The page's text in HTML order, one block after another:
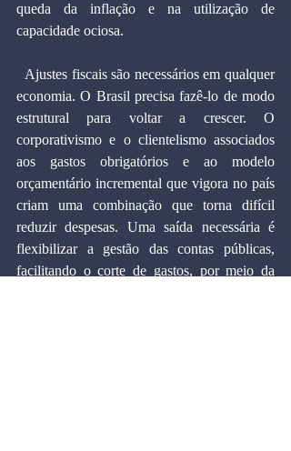
queda da inflação e na utilização de
capacidade ociosa.
economia. O Brasil precisa fazê-lo de modo
estrutural para voltar a crescer. O
corporativismo e o clientelismo associados
aos gastos obrigatórios e ao modelo
orçamentário incremental que vigora no país
criam uma combinação que torna difícil
reduzir despesas. Uma saída necessária é
flexibilizar a gestão das contas públicas,
facilitando o corte de gastos, por meio da